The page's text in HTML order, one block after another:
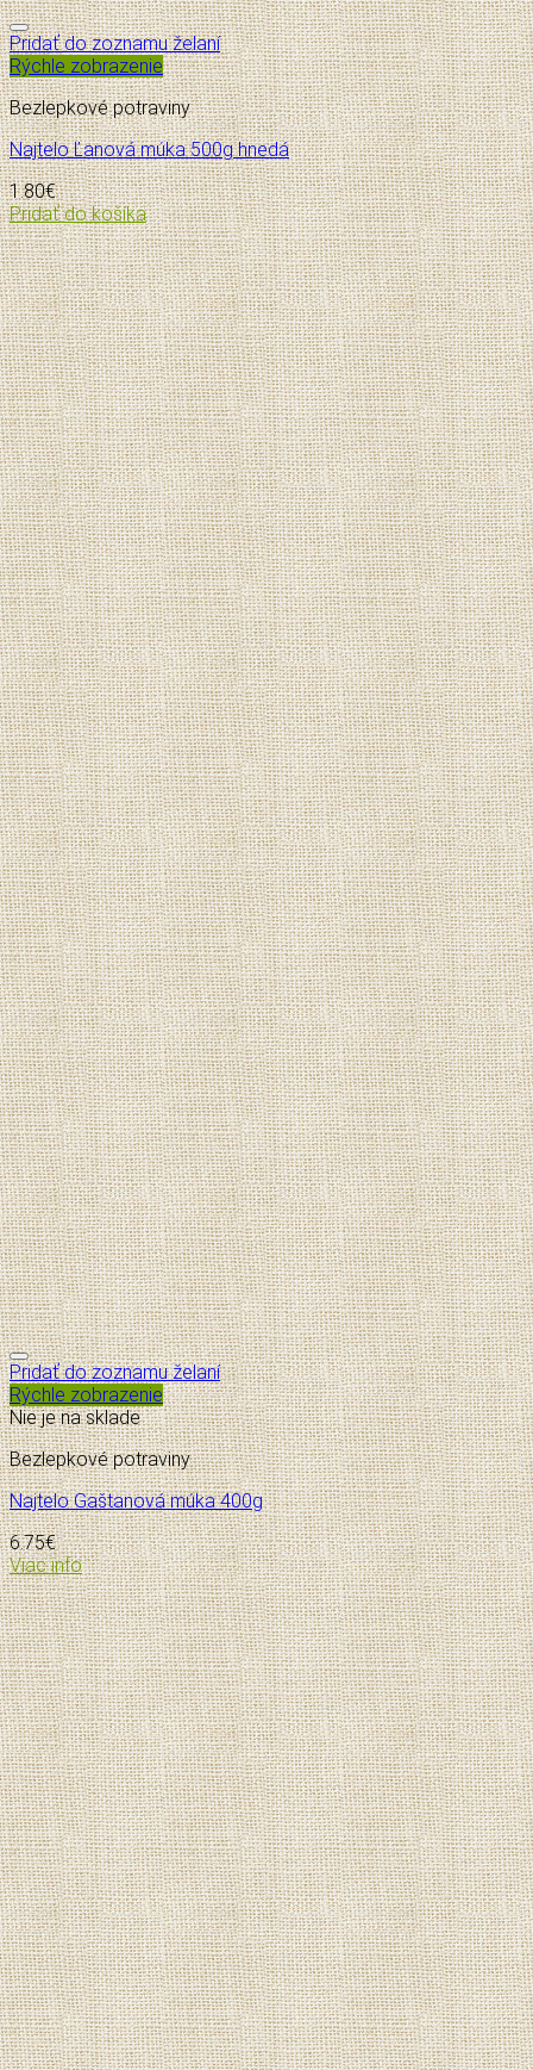
Pridať do zoznamu želaní
Rýchle zobrazenie
Bezlepkové potraviny
Najtelo Ľanová múka 500g hnedá
1.80€
Pridať do košíka
Pridať do zoznamu želaní
Rýchle zobrazenie
Nie je na sklade
Bezlepkové potraviny
Najtelo Gaštanová múka 400g
6.75€
Viac info